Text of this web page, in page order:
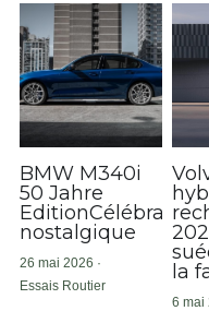
BMW M340i
50 Jahre
EditionCélébration
nostalgique
26 mai 2026 ·
Essais Routier
la
6 mai